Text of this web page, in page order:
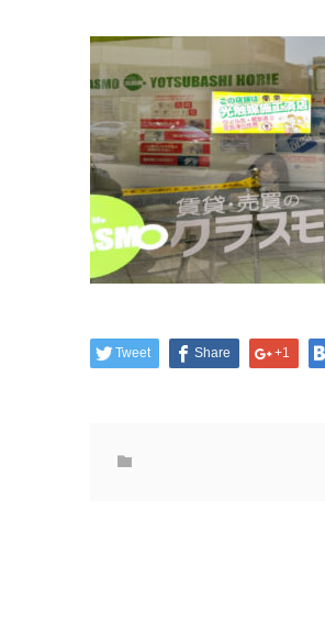
Tweet Share +1